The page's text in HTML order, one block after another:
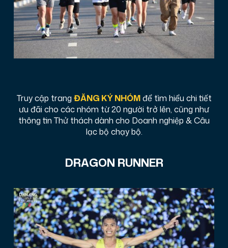
Truy cập trang ĐĂNG KÝ NHÓMđể tìm hiểu chi tiết
ưu đãi cho các nhóm từ 20 người trở lên, cũng như
thông tin Thử thách dành cho Doanh nghiệp & Câu
lạc bộ chạy bộ.
DRAGON RUNNER